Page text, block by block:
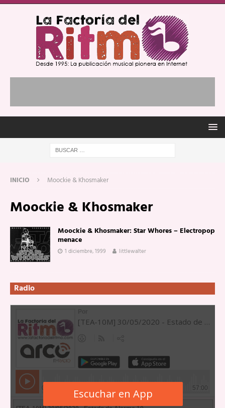
INICIO Moockie & Khosmaker
Moockie & Khosmaker
Moockie & Khosmaker: Star Whores – Electropop
menace
1 diciembre, 1999 littlewalter
Radio